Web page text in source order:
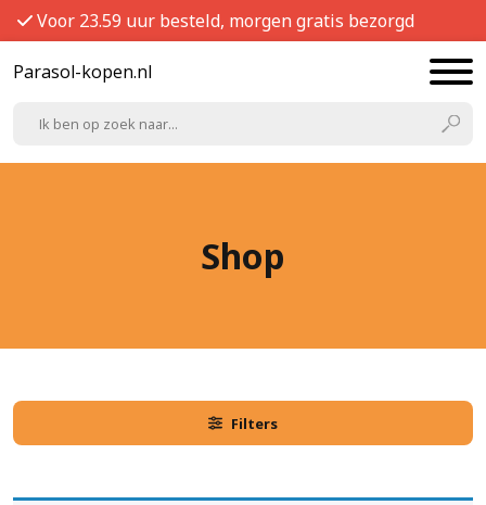
Voor 23.59 uur besteld, morgen gratis bezorgd
Parasol-kopen.nl
Shop
Filters